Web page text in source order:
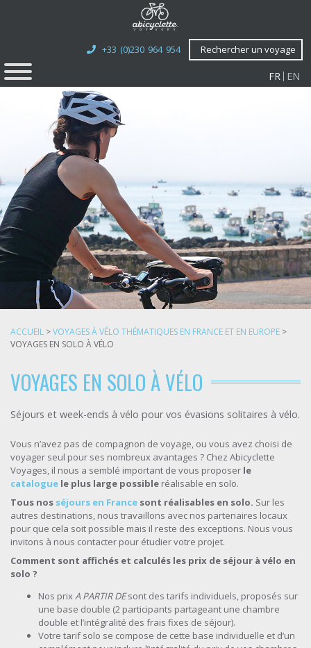
+33 (0)230 964 954 Rechercher un voyage
FR EN
ACCUEIL >VOYAGES À VÉLO THÉMATIQUES EN FRANCE ET EN EUROPE >
VOYAGES EN SOLO À VÉLO
VOYAGES EN SOLO À VÉLO
Séjours et week-ends à vélo pour vos évasions solitaires à vélo.
Vous n’avez pas de compagnon de voyage, ou vous avez choisi de
voyager seul pour ses nombreux avantages ? Chez Abicyclette
Voyages, il nous a semblé important de vous proposer le
catalogue le plus large possible réalisable en solo.
Tous nos séjours en France sont réalisables en solo. Sur les
autres destinations, nous travaillons avec nos partenaires locaux
pour que cela soit possible mais il reste des exceptions. Nous vous
invitons à nous contacter pour étudier votre projet.
Comment sont affichés et calculés les prix de séjour à vélo en
solo ?
Nos prixA PARTIR DEsont des tarifs individuels, proposés sur
une base double (2 participants partageant une chambre
double et l’intégralité des frais fixes de séjour).
Votre tarif solo se compose de cette base individuelle et d’un